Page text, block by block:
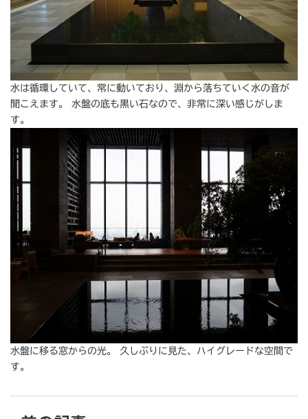
水は循環していて、常に動いており、淵から落ちていく水の音が
聞こえます。 水盤の底も黒い石なので、非常に深い感じがしま
す。
水盤に移る窓からの光。 久しぶりに見た、ハイグレードな空間で
す。